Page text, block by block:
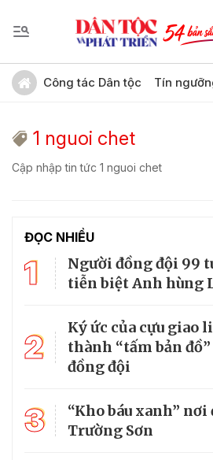
Công tác Dân tộc Tín
1 nguoi chet
Cập nhập tin tức 1 nguoi chet
ĐỌC NHIỀU
1
Người đồng đội 99
tiễn biệt Anh hùng
2
Ký ức của cựu giao
thành “tấm bản
đồng đội
3
“Kho báu xanh” nơi
Trường Sơn